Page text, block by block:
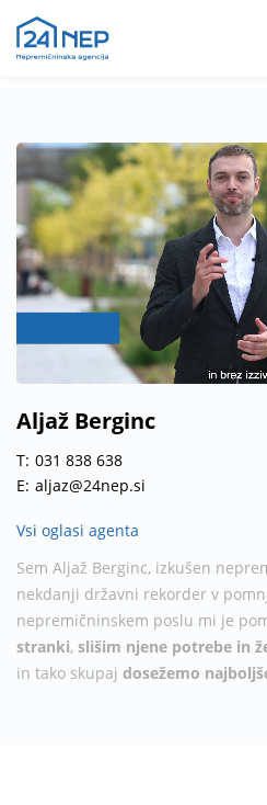
Aljaž Berginc
T: 031 838 638
E: aljaz@24nep.si
Vsi oglasi agenta
Sem Aljaž Berginc, izkušen
nekdanji državni rekorder v
nepremičninskem poslu mi je
stranki, slišim njene potrebe in
in tako skupaj dosežemo